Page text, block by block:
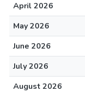
April 2026
May 2026
June 2026
July 2026
August 2026